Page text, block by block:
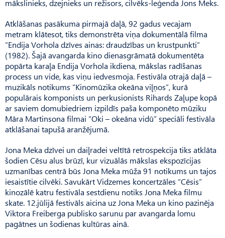
mākslinieks, dzejnieks un režisors, cilvēks-leģenda Jons Meks.
Atklāšanas pasākuma pirmajā daļā, 92 gadus vecajam
metram klātesot, tiks demonstrēta viņa dokumentālā filma
“Endija Vorhola dzīves ainas: draudzības un krustpunkti”
(1982). Šajā avangarda kino dienasgrāmatā dokumentēta
popārta karaļa Endija Vorhola ikdiena, mākslas radīšanas
process un vide, kas viņu iedvesmoja. Festivāla otrajā daļā –
muzikāls notikums “Kinomūzika okeāna viļņos”, kurā
populārais komponists un perkusionists Rihards Zaļupe kopā
ar saviem domubiedriem izpildīs paša komponēto mūziku
Māra Martinsona filmai “Oki – okeāna vidū” speciāli festivāla
atklāšanai tapušā aranžējumā.
Jona Meka dzīvei un daiļradei veltītā retrospekcija tiks atklāta
šodien Cēsu alus brūzī, kur vizuālās mākslas ekspozīcijas
uzmanības centrā būs Jona Meka mūža 91 notikums un tajos
iesaistītie cilvēki. Savukārt Vidzemes koncertzāles “Cēsis”
kinozālē katru festivāla sestdienu notiks Jona Meka filmu
skate. 12.jūlijā festivāls aicina uz Jona Meka un kino pazinēja
Viktora Freiberga publisko sarunu par avangarda lomu
pagātnes un šodienas kultūras ainā.